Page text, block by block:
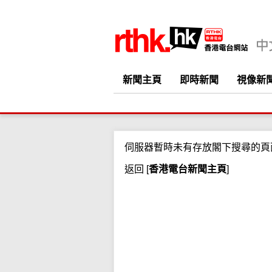
新聞主頁 即時新聞 視像新
伺服器暫時未有存放閣下搜尋的頁
返回 [香港電台新聞主頁]